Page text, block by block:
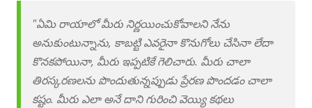
"ఏమి రాయాలో మీరు నిర్ణయించుకోవాలని నేను
అనుకుంటున్నాను, కాబట్టి ఎవరైనా కొనుగోలు చేసినా లేదా
కొనకపోయినా, మీరు ఇప్పటికే గెలిచారు. మీరు చాలా
తిరస్కరణలను పొందుతున్నప్పుడు ప్రేరణ పొందడం చాలా
కష్టం. మీరు ఎలా అనే దాని గురించి వెయ్యి కథలు